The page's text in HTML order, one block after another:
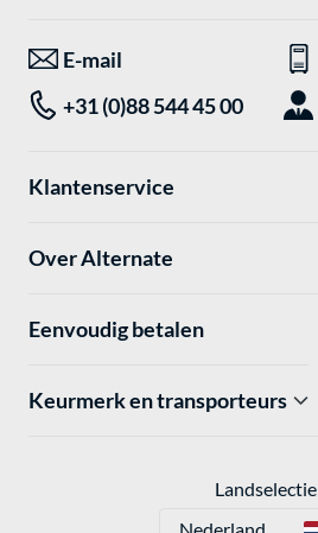
E-mail
+31 (0)88 544 45 00
Klantenservice
Over Alternate
Eenvoudig betalen
Keurmerk en transporteurs
Landselectie